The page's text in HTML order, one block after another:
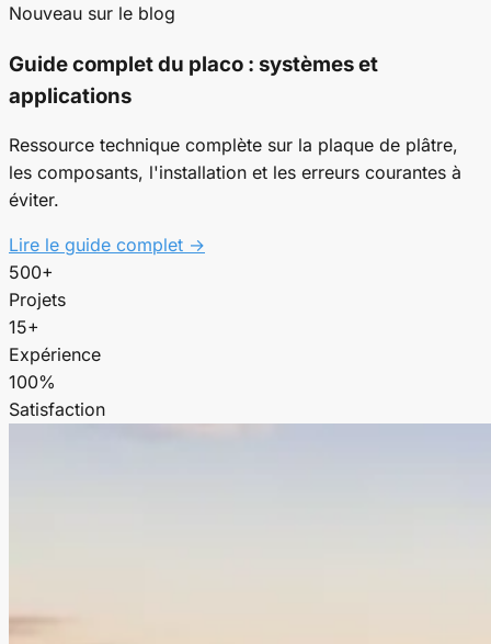
Nouveau sur le blog
Guide complet du placo : systèmes et
applications
Ressource technique complète sur la plaque de plâtre,
les composants, l'installation et les erreurs courantes à
éviter.
Lire le guide complet →
500+
Projets
15+
Expérience
100%
Satisfaction